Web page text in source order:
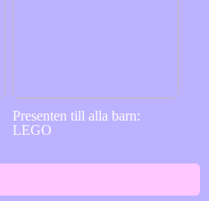
Presenten till alla barn:
LEGO